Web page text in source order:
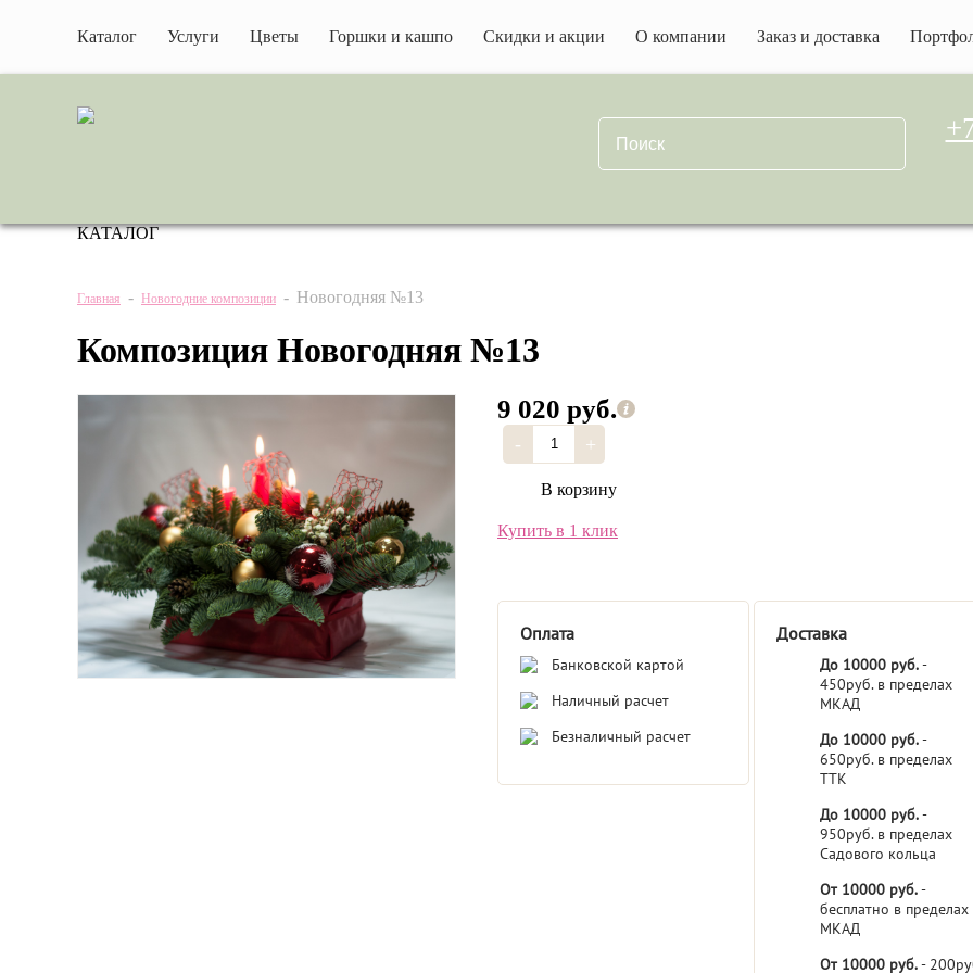
Каталог Услуги Цветы Горшки и кашпо Скидки и акции О компании Заказ и доставка
КАТАЛОГ
Главная - Новогодние композиции - Новогодняя №13
Композиция Новогодняя №13
9 020 руб.
- +
В корзину
Купить в 1 клик
Оплата
Банковской картой
Наличный расчет
Безналичный расчет
Доставка
До 10000 руб.-
450руб. в пределах
МКАД
До 10000 руб.-
650руб. в пределах
ТТК
До 10000 руб.-
950руб. в пределах
Садового кольца
От 10000 руб.-
бесплатно в пределах
МКАД
От 10000 руб.-